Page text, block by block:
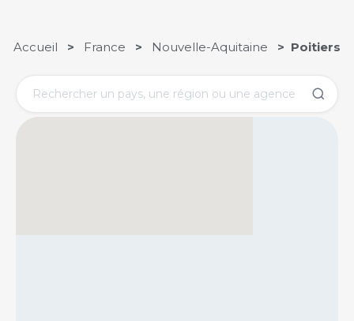
Accueil > France > Nouvelle-Aquitaine > Poitiers